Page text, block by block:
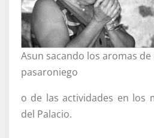
Asun sacando los aromas de
pasaroniego
o de las actividades en los
del Palacio.